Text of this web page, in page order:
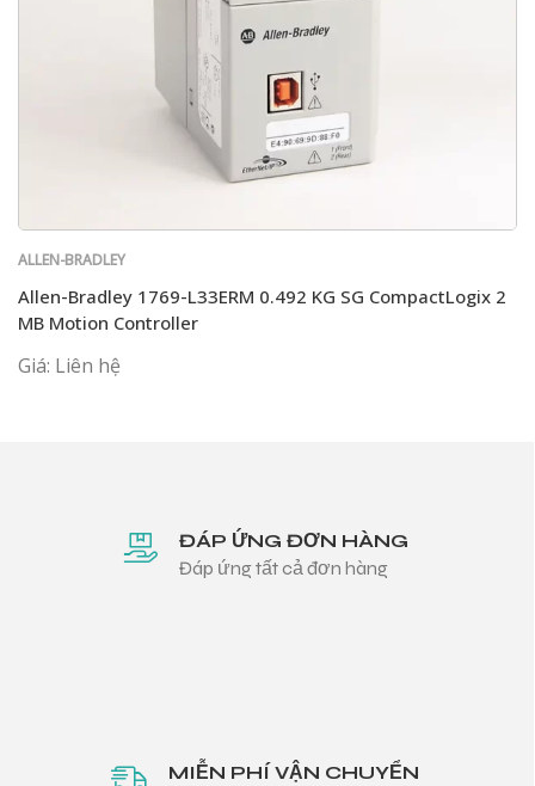
ALLEN-BRADLEY
Allen-Bradley 1769-L33ERM 0.492 KG SG CompactLogix 2
MB Motion Controller
Giá: Liên hệ
ĐÁP ỨNG ĐƠN HÀNG
Đáp ứng tất cả đơn hàng
MIỄN PHÍ VẬN CHUYỂN